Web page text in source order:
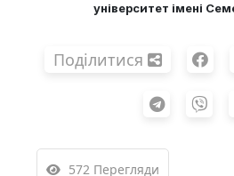
університет імені
Поділитися
572 Перегляди